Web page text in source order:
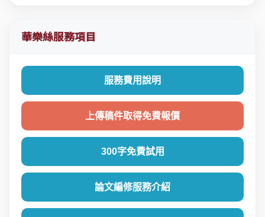
華樂絲服務項目
服務費用說明
上傳稿件取得免費報價
300字免費試用
論文編修服務介紹